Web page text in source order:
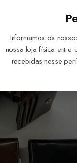
Informamos os
nossa loja física entre
recebidas nesse